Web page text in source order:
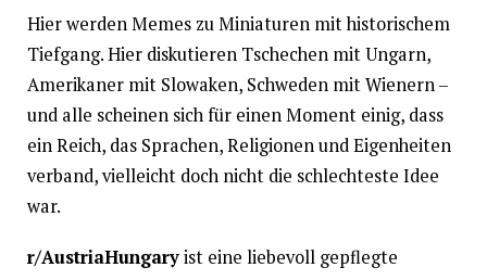
Hier werden Memes zu Miniaturen mit historischem
Tiefgang. Hier diskutieren Tschechen mit Ungarn,
Amerikaner mit Slowaken, Schweden mit Wienern –
und alle scheinen sich für einen Moment einig, dass
ein Reich, das Sprachen, Religionen und Eigenheiten
verband, vielleicht doch nicht die schlechteste Idee
war.
r/AustriaHungaryist eine liebevoll gepflegte